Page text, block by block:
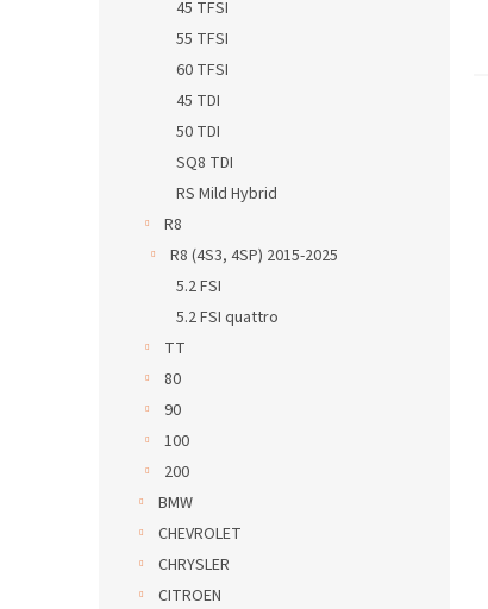
45 TFSI
55 TFSI
60 TFSI
45 TDI
50 TDI
SQ8 TDI
RS Mild Hybrid
R8
R8 (4S3, 4SP) 2015-2025
5.2 FSI
5.2 FSI quattro
TT
80
90
100
200
BMW
CHEVROLET
CHRYSLER
CITROEN